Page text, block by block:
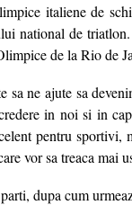
italiene de
national de
de la Rio de
sa ne ajute sa
in noi si in
pentru sportivi,
vor sa treaca mai
dupa cum